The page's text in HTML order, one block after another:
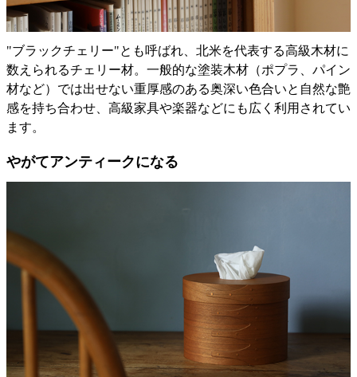
"ブラックチェリー"とも呼ばれ、北米を代表する高級木材に
数えられるチェリー材。一般的な塗装木材（ポプラ、パイン
材など）では出せない重厚感のある奥深い色合いと自然な艶
感を持ち合わせ、高級家具や楽器などにも広く利用されてい
ます。
やがてアンティークになる